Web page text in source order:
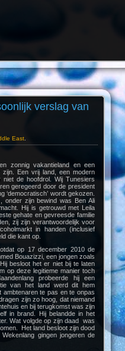
verslag van
East
zonnig vakantieland en een
Een vrij land, een modern
de hoofdrol. Wij Tunesiers
geregeerd door de president
‘democratisch’ wordt gekozen.
onder zijn bewind was Ben Ali
Hij is getrouwd met Leila
gehate en gevreesde familie
zij zijn verantwoordelijk voor
in handen (inclusief
die kant op.
op 17 december 2010 de
Bouazizzi, een jongen zoals
besloot het er niet bij te laten
op deze legitieme manier toch
probeerde hij een
van het land werd dit hem
ambtenaren te pas en te onpas
zijn zo hoog, dat niemand
en bij terugkomst was zijn
in brand. Hij belandde in het
Wat volgde op zijn daad was
Het land besloot zijn dood
gingen jongeren de